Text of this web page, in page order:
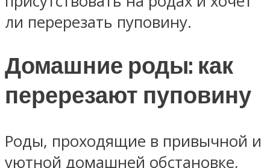
ли перерезать пуповину.
Домашние роды: как
перерезают пуповину
Роды, проходящие в привычной и
уютной домашней обстановке,